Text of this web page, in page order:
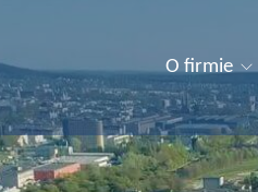
O firmie